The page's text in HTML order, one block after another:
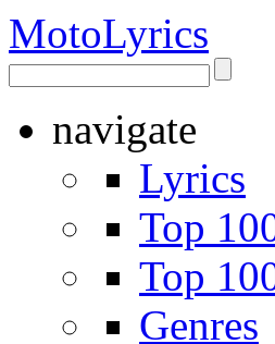
MotoLyrics
navigate
Lyrics
Top
Top
Genres